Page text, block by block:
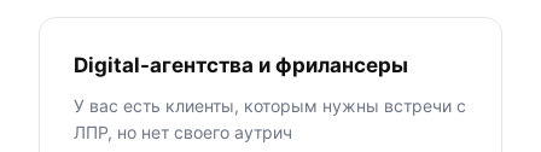
Digital-агентства и фрилансеры
У вас есть клиенты, которым нужны встречи с
ЛПР, но нет своего аутрич